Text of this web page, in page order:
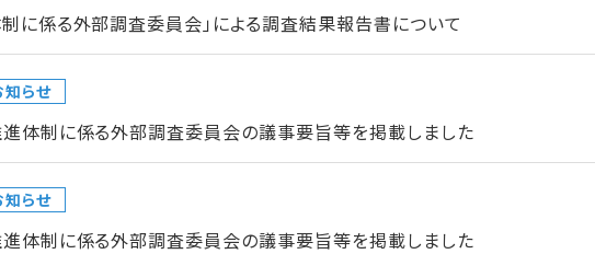
に係る外部調査委員会」による調査結果報告書について
知らせ
体制に係る外部調査委員会の議事要旨等を掲載しました
知らせ
体制に係る外部調査委員会の議事要旨等を掲載しました